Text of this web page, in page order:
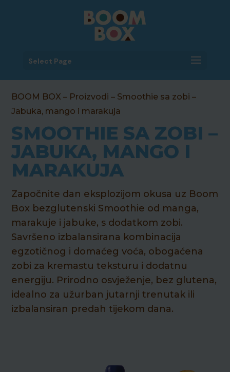
Select Page
BOOM BOX – Proizvodi – Smoothie sa zobi –
Jabuka, mango i marakuja
SMOOTHIE SA ZOBI –
JABUKA, MANGO I
MARAKUJA
Započnite dan eksplozijom okusa uz Boom
Box bezglutenski Smoothie od manga,
marakuje i jabuke, s dodatkom zobi.
Savršeno izbalansirana kombinacija
egzotičnog i domaćeg voća, obogaćena
zobi za kremastu teksturu i dodatnu
energiju. Prirodno osvježenje, bez glutena,
idealno za užurban jutarnji trenutak ili
izbalansiran predah tijekom dana.